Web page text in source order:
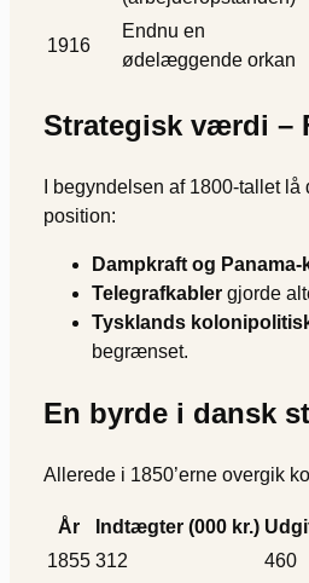
1916
Endnu en
ødelæggende orkan
Strategisk værdi –
I begyndelsen af 1800-tallet
position:
Dampkraft og Panama-
Telegrafkabler gjorde
Tysklands
begrænset.
En byrde i dansk
Allerede i 1850’erne overgik
År Indtægter (000 kr.)
1855 312 460